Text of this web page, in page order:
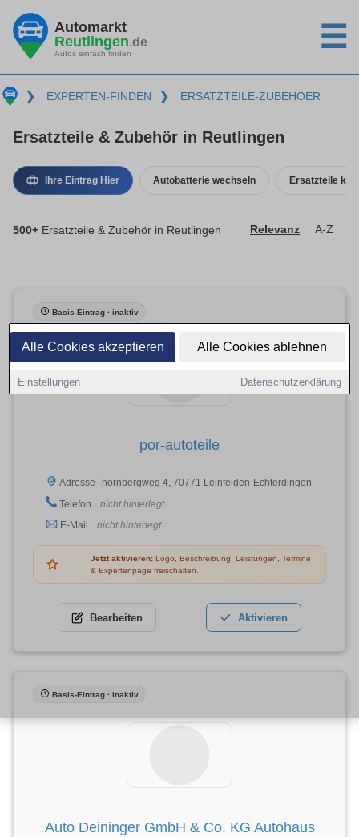
Alle Cookies akzeptieren Alle Cookies ablehnen
Einstellungen Datenschutzerklärung
Automarkt
Reutlingen.de
Autos einfach finden ☰
❯ EXPERTEN-FINDEN ❯ ERSATZTEILE-ZUBEHOER
Ersatzteile & Zubehör in Reutlingen
Ihre Eintrag Hier Autobatterie wechseln Ersatzteile
500+ Ersatzteile & Zubehör in Reutlingen Relevanz A-Z
Basis-Eintrag · inaktiv
por-autoteile
Adresse
hornbergweg 4, 70771 Leinfelden-Echterdingen
Telefon
nicht hinterlegt
E-Mail
nicht hinterlegt
Jetzt aktivieren: Logo, Beschreibung, Leistungen, Termine
& Expertenpage freischalten.
Bearbeiten Aktivieren
Basis-Eintrag · inaktiv
Auto Deininger GmbH & Co. KG Autohaus